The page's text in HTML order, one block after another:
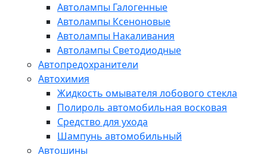
Автолампы Галогенные
Автолампы Ксеноновые
Автолампы Накаливания
Автолампы Светодиодные
Автопредохранители
Автохимия
Жидкость омывателя лобового стекла
Полироль автомобильная восковая
Средство для ухода
Шампунь автомобильный
Автошины